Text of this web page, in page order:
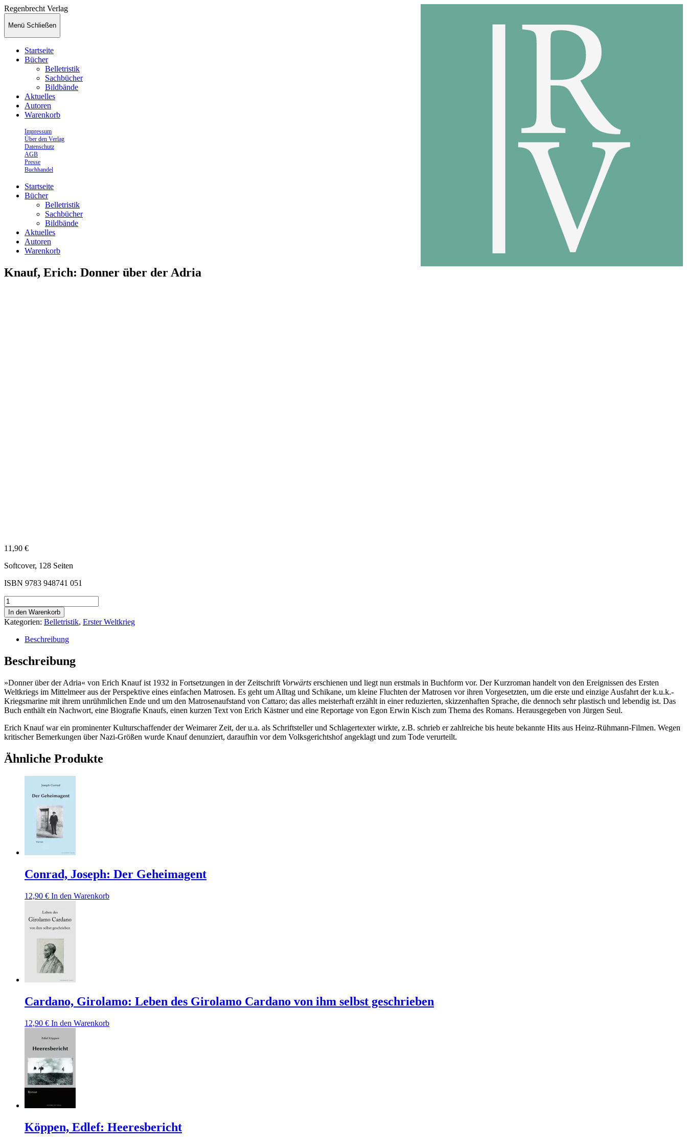
Regenbrecht Verlag
Menü Schließen
Startseite
Bücher
Belletristik
Sachbücher
Bildbände
Aktuelles
Autoren
Warenkorb
Impressum
Über den Verlag
Datenschutz
AGB
Presse
Buchhandel
Startseite
Bücher
Belletristik
Sachbücher
Bildbände
Aktuelles
Autoren
Warenkorb
Knauf, Erich: Donner über der Adria
11,90 €
Softcover, 128 Seiten
ISBN 9783 948741 051
Knauf,
Erich:
Donner
Menge
In den Warenkorb
Kategorien: Belletristik, Erster Weltkrieg
Beschreibung
Beschreibung
»Donner über der Adria« von Erich Knauf ist 1932 in Fortsetzungen in der Zeitschrift Vorwärts erschienen und liegt nun erstmals in Buchform vor. Der Kurzroman handelt von den Ereignissen des Ersten
Weltkriegs im Mittelmeer aus der Perspektive eines einfachen Matrosen. Es geht um Alltag und Schikane, um kleine Fluchten der Matrosen vor ihren Vorgesetzten, um die erste und einzige Ausfahrt der k.u.k.-
Kriegsmarine mit ihrem unrühmlichen Ende und um den Matrosenaufstand von Cattaro; das alles meisterhaft erzählt in einer reduzierten, skizzenhaften Sprache, die dennoch sehr plastisch und lebendig ist. Das
Buch enthält ein Nachwort, eine Biografie Knaufs, einen kurzen Text von Erich Kästner und eine Reportage von Egon Erwin Kisch zum Thema des Romans. Herausgegeben von Jürgen Seul.
Erich Knauf war ein prominenter Kulturschaffender der Weimarer Zeit, der u.a. als Schriftsteller und Schlagertexter wirkte, z.B. schrieb er zahlreiche bis heute bekannte Hits aus Heinz-Rühmann-Filmen. Wegen
kritischer Bemerkungen über Nazi-Größen wurde Knauf denunziert, daraufhin vor dem Volksgerichtshof angeklagt und zum Tode verurteilt.
Ähnliche Produkte
Conrad, Joseph: Der Geheimagent
12,90 € In den Warenkorb
Cardano, Girolamo: Leben des Girolamo Cardano von ihm selbst geschrieben
12,90 € In den Warenkorb
Köppen, Edlef: Heeresbericht